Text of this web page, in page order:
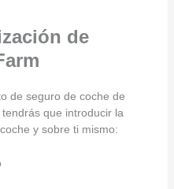
de
de seguro de coche de
que introducir la
y sobre ti mismo: